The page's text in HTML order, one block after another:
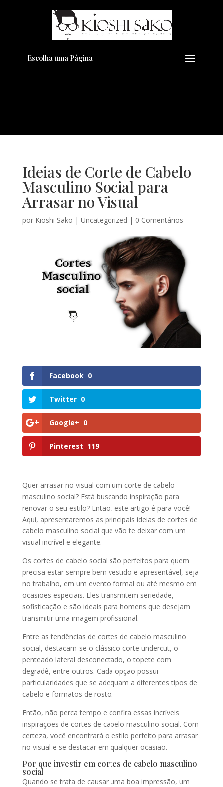
Escolha uma Página
Ideias de Corte de Cabelo
Masculino Social para
Arrasar no Visual
por Kioshi Sako | Uncategorized | 0 Comentários
Facebook 0
Twitter 0
Google+ 0
Pinterest 119
Quer arrasar no visual com um corte de cabelo
masculino social? Está buscando inspiração para
renovar o seu estilo? Então, este artigo é para você!
Aqui, apresentaremos as principais ideias de cortes de
cabelo masculino social que vão te deixar com um
visual incrível e elegante.
Os cortes de cabelo social são perfeitos para quem
precisa estar sempre bem vestido e apresentável, seja
no trabalho, em um evento formal ou até mesmo em
ocasiões especiais. Eles transmitem seriedade,
sofisticação e são ideais para homens que desejam
transmitir uma imagem profissional.
Entre as tendências de cortes de cabelo masculino
social, destacam-se o clássico corte undercut, o
penteado lateral desconectado, o topete com
degradê, entre outros. Cada opção possui
particularidades que se adequam a diferentes tipos de
cabelo e formatos de rosto.
Então, não perca tempo e confira essas incríveis
inspirações de cortes de cabelo masculino social. Com
certeza, você encontrará o estilo perfeito para arrasar
no visual e se destacar em qualquer ocasião.
Por que investir em cortes de cabelo masculino
social
Quando se trata de causar uma boa impressão, um
Pensando em transformar seu
Visual??